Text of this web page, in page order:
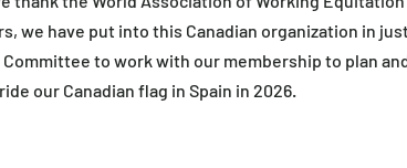
we have put into this Canadian organization in
to work with our membership to plan
our Canadian flag in Spain in 2026.